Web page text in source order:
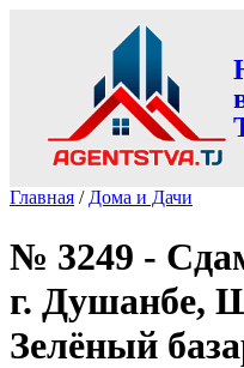
Главная / Дома и Дачи
№ 3249 -
г. Душанбе,
Зелёный